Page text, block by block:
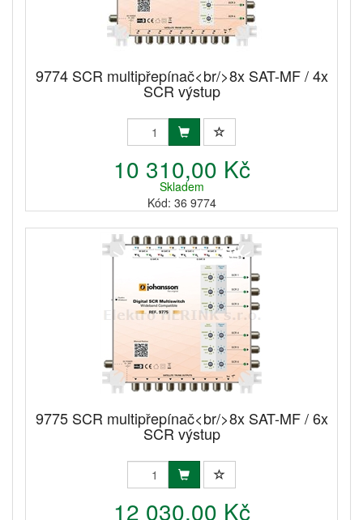
9774 SCR multipřepínač<br/>8x SAT-MF / 4x
SCR výstup
10 310,00 Kč
Skladem
Kód: 36 9774
9775 SCR multipřepínač<br/>8x SAT-MF / 6x
SCR výstup
12 030,00 Kč